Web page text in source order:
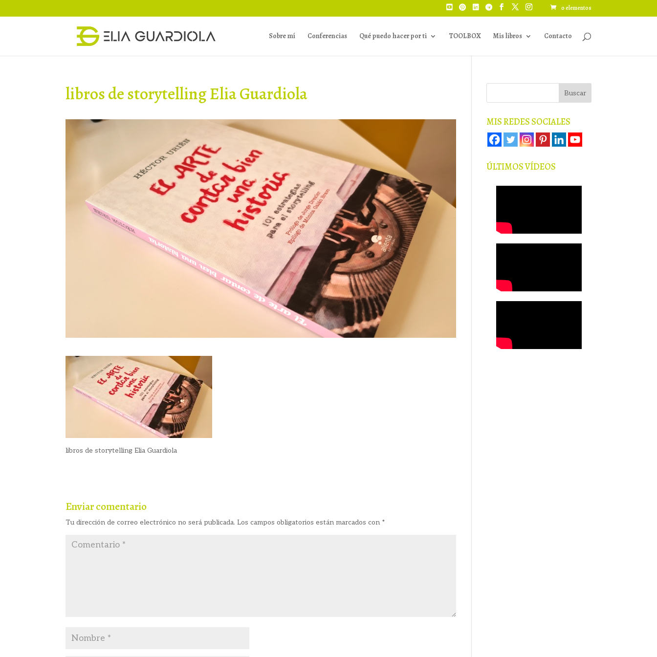
0 elementos
Sobre mí Conferencias Qué puedo hacer por ti TOOLBOX Mis libros Contacto
libros de storytelling Elia Guardiola
libros de storytelling Elia Guardiola
Enviar comentario
Tu dirección de correo electrónico no será publicada. Los campos obligatorios están marcados con *
MIS REDES SOCIALES
ÚLTIMOS VÍDEOS